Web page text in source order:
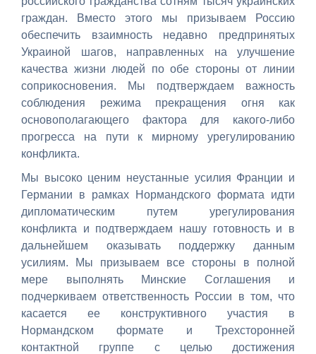
граждан. Вместо этого мы призываем Россию
обеспечить взаимность недавно предпринятых
Украиной шагов, направленных на улучшение
качества жизни людей по обе стороны от линии
соприкосновения. Мы подтверждаем важность
соблюдения режима прекращения огня как
основополагающего фактора для какого-либо
прогресса на пути к мирному урегулированию
конфликта.
Мы высоко ценим неустанные усилия Франции и
Германии в рамках Нормандского формата идти
дипломатическим путем урегулирования
конфликта и подтверждаем нашу готовность и в
дальнейшем оказывать поддержку данным
усилиям. Мы призываем все стороны в полной
мере выполнять Минские Соглашения и
подчеркиваем ответственность России в том, что
касается ее конструктивного участия в
Нормандском формате и Трехсторонней
контактной группе с целью достижения